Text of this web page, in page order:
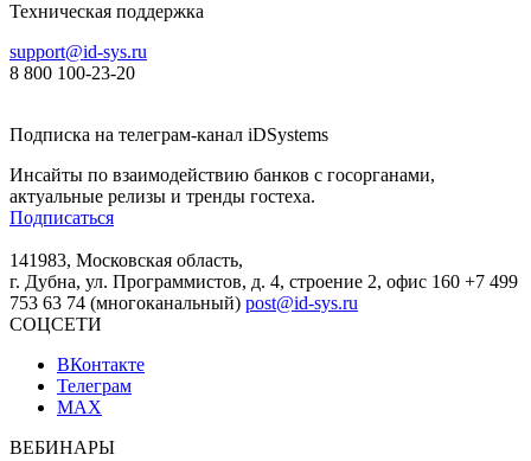
Техническая поддержка
support@id-sys.ru
8 800 100-23-20
Подписка на телеграм-канал iDSystems
Инсайты по взаимодействию банков с госорганами,
актуальные релизы и тренды гостеха.
Подписаться
141983, Московская область,
г. Дубна, ул. Программистов, д. 4, строение 2, офис 160 +7 499
753 63 74 (многоканальный) post@id-sys.ru
СОЦСЕТИ
ВКонтакте
Телеграм
MAX
ВЕБИНАРЫ